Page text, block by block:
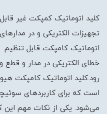
کلید اتوماتیک کمپکت غیر
تجهیزات الکتریکی و در
اتوماتیک کامپکت قابل تنظیم
خطای الکتریکی در مدار و قطع
رود.کلید اتوماتیک کامپکت
است که برای کاربردهای
می‌شود. یکی از نکات مهم این